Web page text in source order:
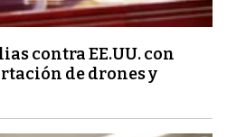
contra EE.UU. con
de drones y